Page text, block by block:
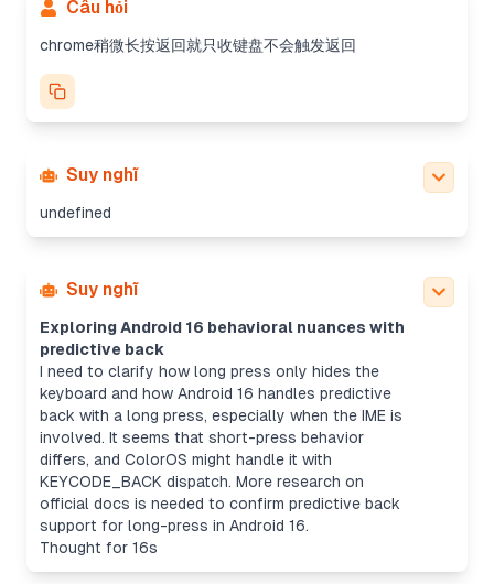
Câu hỏi
chrome稍微长按返回就只收键盘不会触发返回
Suy nghĩ
undefined
Suy nghĩ
Exploring Android 16 behavioral nuances with
predictive back
I need to clarify how long press only hides the
keyboard and how Android 16 handles predictive
back with a long press, especially when the IME is
involved. It seems that short-press behavior
differs, and ColorOS might handle it with
KEYCODE_BACK dispatch. More research on
official docs is needed to confirm predictive back
support for long-press in Android 16.
Thought for 16s